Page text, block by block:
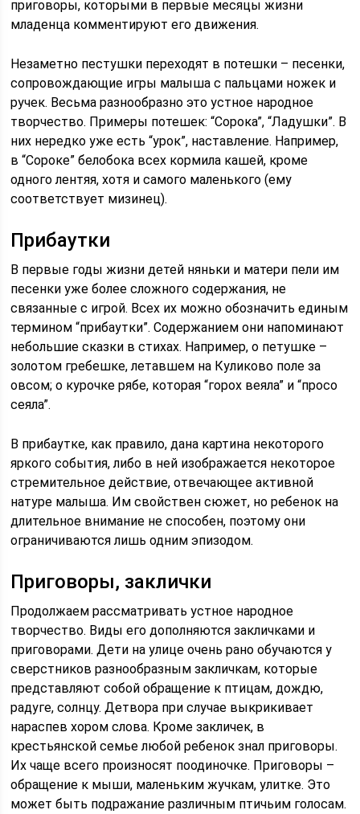
приговоры, которыми в первые месяцы жизни
младенца комментируют его движения.
Незаметно пестушки переходят в потешки – песенки,
сопровождающие игры малыша с пальцами ножек и
ручек. Весьма разнообразно это устное народное
творчество. Примеры потешек: “Сорока”, “Ладушки”. В
них нередко уже есть “урок”, наставление. Например,
в “Сороке” белобока всех кормила кашей, кроме
одного лентяя, хотя и самого маленького (ему
соответствует мизинец).
Прибаутки
В первые годы жизни детей няньки и матери пели им
песенки уже более сложного содержания, не
связанные с игрой. Всех их можно обозначить единым
термином “прибаутки”. Содержанием они напоминают
небольшие сказки в стихах. Например, о петушке –
золотом гребешке, летавшем на Куликово поле за
овсом; о курочке рябе, которая “горох веяла” и “просо
сеяла”.
В прибаутке, как правило, дана картина некоторого
яркого события, либо в ней изображается некоторое
стремительное действие, отвечающее активной
натуре малыша. Им свойствен сюжет, но ребенок на
длительное внимание не способен, поэтому они
ограничиваются лишь одним эпизодом.
Приговоры, заклички
Продолжаем рассматривать устное народное
творчество. Виды его дополняются закличками и
приговорами. Дети на улице очень рано обучаются у
сверстников разнообразным закличкам, которые
представляют собой обращение к птицам, дождю,
радуге, солнцу. Детвора при случае выкрикивает
нараспев хором слова. Кроме закличек, в
крестьянской семье любой ребенок знал приговоры.
Их чаще всего произносят поодиночке. Приговоры –
обращение к мыши, маленьким жучкам, улитке. Это
может быть подражание различным птичьим голосам.